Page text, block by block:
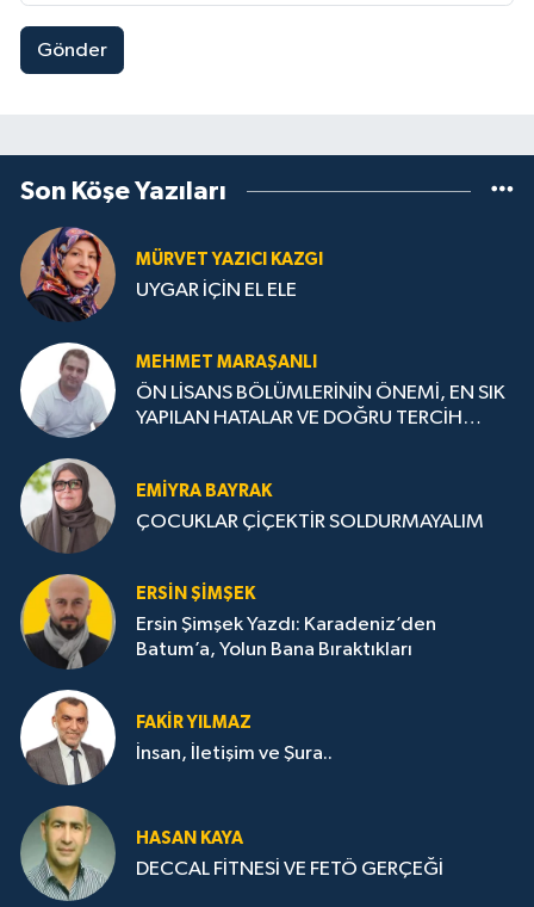
Gönder
Son Köşe Yazıları
MÜRVET YAZICI KAZGI
UYGAR İÇİN EL ELE
MEHMET MARAŞANLI
ÖN LİSANS BÖLÜMLERİNİN ÖNEMİ, EN SIK
YAPILAN HATALAR VE DOĞRU TERCİH
EMIYRA BAYRAK
ÇOCUKLAR ÇİÇEKTİR SOLDURMAYALIM
ERSIN ŞIMŞEK
Ersin Şimşek Yazdı: Karadeniz’den
Batum’a, Yolun Bana Bıraktıkları
FAKIR YILMAZ
İnsan, İletişim ve Şura..
HASAN KAYA
DECCAL FİTNESİ VE FETÖ GERÇEĞİ